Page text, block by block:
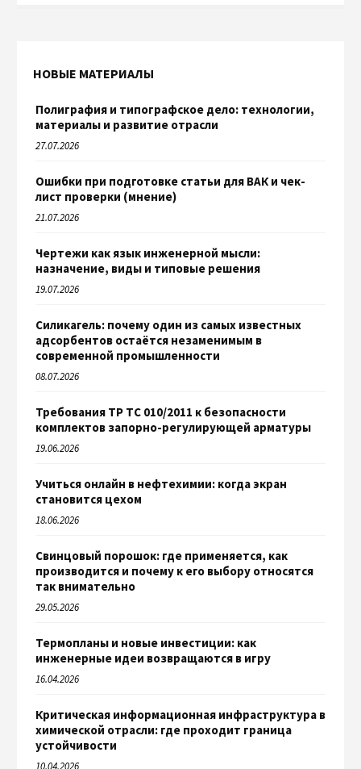
НОВЫЕ МАТЕРИАЛЫ
Полиграфия и типографское дело: технологии,
материалы и развитие отрасли
27.07.2026
Ошибки при подготовке статьи для ВАК и чек-
лист проверки (мнение)
21.07.2026
Чертежи как язык инженерной мысли:
назначение, виды и типовые решения
19.07.2026
Силикагель: почему один из самых известных
адсорбентов остаётся незаменимым в
современной промышленности
08.07.2026
Требования ТР ТС 010/2011 к безопасности
комплектов запорно-регулирующей арматуры
19.06.2026
Учиться онлайн в нефтехимии: когда экран
становится цехом
18.06.2026
Свинцовый порошок: где применяется, как
производится и почему к его выбору относятся
так внимательно
29.05.2026
Термопланы и новые инвестиции: как
инженерные идеи возвращаются в игру
16.04.2026
Критическая информационная инфраструктура в
химической отрасли: где проходит граница
устойчивости